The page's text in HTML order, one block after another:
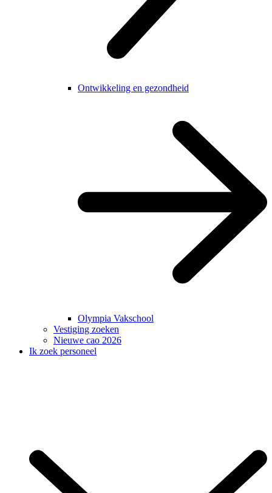
Ontwikkeling en gezondheid
Olympia Vakschool
Vestiging zoeken
Nieuwe cao 2026
Ik zoek personeel